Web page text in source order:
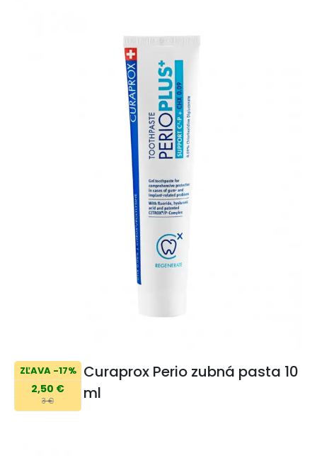
ZĽAVA -17%
2,50 €
3 €
Curaprox Perio zubná pasta 10
ml